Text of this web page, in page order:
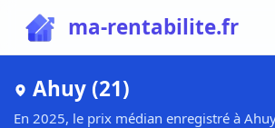
ma-rentabilite.fr
Ahuy (21)
En 2025, le prix médian enregistré à